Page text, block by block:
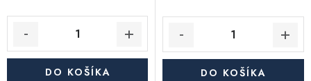
DO KOŠÍKA DO KOŠÍKA